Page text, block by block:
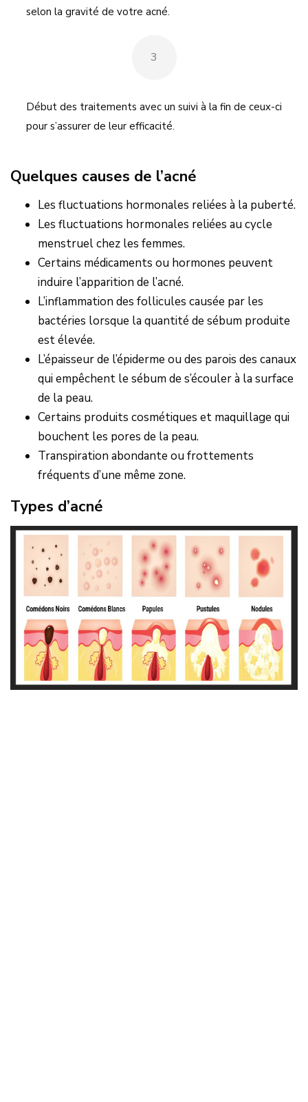
selon la gravité de votre acné.
3
Début des traitements avec un suivi à la fin de ceux-ci
pour s’assurer de leur efficacité.
Quelques causes de l’acné
Les fluctuations hormonales reliées à la puberté.
Les fluctuations hormonales reliées au cycle
menstruel chez les femmes.
Certains médicaments ou hormones peuvent
induire l’apparition de l’acné.
L’inflammation des follicules causée par les
bactéries lorsque la quantité de sébum produite
est élevée.
L’épaisseur de l’épiderme ou des parois des canaux
qui empêchent le sébum de s’écouler à la surface
de la peau.
Certains produits cosmétiques et maquillage qui
bouchent les pores de la peau.
Transpiration abondante ou frottements
fréquents d’une même zone.
Types d’acné